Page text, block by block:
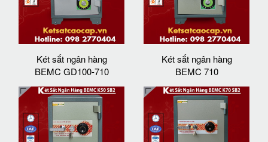
Két sắt ngân hàng
BEMC GD100-710
Két sắt ngân hàng
BEMC 710